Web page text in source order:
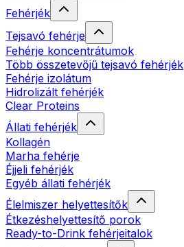
Fehérjék
Tejsavó fehérje
Fehérje koncentrátumok
Több összetevőjű tejsavó fehérjék
Fehérje izolátum
Hidrolizált fehérjék
Clear Proteins
Állati fehérjék
Kollagén
Marha fehérje
Éjjeli fehérjék
Egyéb állati fehérjék
Élelmiszer helyettesítők
Étkezéshelyettesítő porok
Ready-to-Drink fehérjeitalok